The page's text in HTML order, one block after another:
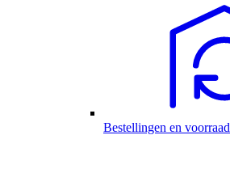
Bestellingen en voorraad